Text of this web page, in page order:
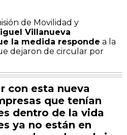
de Movilidad y
Villanueva
la medida responde a la
dejaron de circular por
con esta nueva
que tenían
dentro de la vida
ya no están en